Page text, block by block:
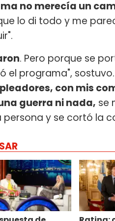
no merecía un
lo di todo y me
. Pero porque se
el programa",
con mis
guerra ni nada, se
y se cortó la